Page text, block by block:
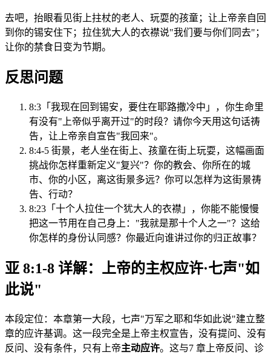
去吧，抬眼看见街上拄杖的老人、玩耍的孩童；让上帝亲自回
到你的锡安住下；拉住犹大人的衣襟说"我们要与你们同去"；
让你的禁食日变为节期。
反思问题
8:3「我现在回到锡安，要住在耶路撒冷中」，你生命里
有没有"上帝似乎离开过"的时段？请你今天用这句话祷
告，让上帝亲自宣告"我回来"。
8:4-5 街景，老人坐在街上、孩童在街上玩耍，这幅画面
挑战你怎样重新定义"复兴"？你的教会、你所在的城
市、你的小区，离这街景多远？你可以怎样为这街景祷
告、行动？
8:23「十个人拉住一个犹大人的衣襟」，你能不能慢慢
把这一节用在自己身上："我就是那十个人之一"？这给
你怎样的身份认同感？你最近向谁讲过你的归正故事？
亚 8:1-8 详解：上帝的主权应许·七声"如
此说"
本段定位：本章第一大段，七声"万军之耶和华如此说"建立整
章的应许基调。这一段完全是上帝主权宣告，没有提问、没有
反问、没有条件，只有上帝主动应许。这与7 章上帝反问、诊